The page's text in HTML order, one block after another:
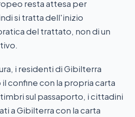
resta attesa per
si tratta dell'inizio
del trattato, non di un
i residenti di Gibilterra
confine con la propria carta
sul passaporto, i cittadini
a Gibilterra con la carta